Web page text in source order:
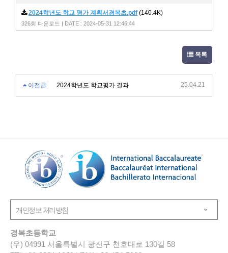
2024학년도 학교 평가 계획서경복초.pdf (140.4K)
326회 다운로드 | DATE : 2024-05-31 12:46:44
목록
이전글 2024학년도 학교평가 결과 25.04.21
경복초등학교
(우) 04991 서울특별시 광진구 천호대로 130길 58